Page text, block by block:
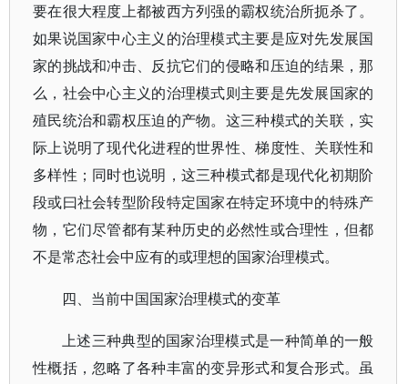
要在很大程度上都被西方列强的霸权统治所扼杀了。
如果说国家中心主义的治理模式主要是应对先发展国
家的挑战和冲击、反抗它们的侵略和压迫的结果，那
么，社会中心主义的治理模式则主要是先发展国家的
殖民统治和霸权压迫的产物。这三种模式的关联，实
际上说明了现代化进程的世界性、梯度性、关联性和
多样性；同时也说明，这三种模式都是现代化初期阶
段或曰社会转型阶段特定国家在特定环境中的特殊产
物，它们尽管都有某种历史的必然性或合理性，但都
不是常态社会中应有的或理想的国家治理模式。
四、当前中国国家治理模式的变革
上述三种典型的国家治理模式是一种简单的一般
性概括，忽略了各种丰富的变异形式和复合形式。虽